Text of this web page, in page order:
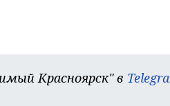
Красноярск" в